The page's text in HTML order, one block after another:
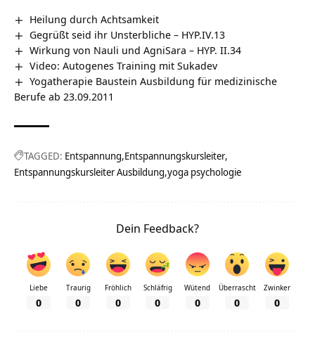
Heilung durch Achtsamkeit
Gegrüßt seid ihr Unsterbliche – HYP.IV.13
Wirkung von Nauli und AgniSara – HYP. II.34
Video: Autogenes Training mit Sukadev
Yogatherapie Baustein Ausbildung für medizinische
Berufe ab 23.09.2011
TAGGED: Entspannung Entspannungskursleiter
Entspannungskursleiter Ausbildung yoga psychologie
Dein Feedback?
Liebe
0
Traurig
0
Fröhlich
0
Schläfrig
0
Wütend
0
Überrascht
0
Zwinker
0